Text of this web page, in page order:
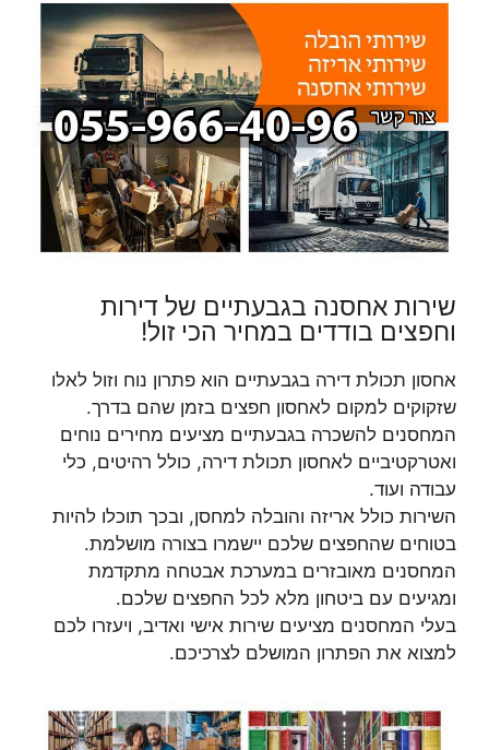
שירות אחסנה בגבעתיים של דירות
וחפצים בודדים במחיר הכי זול!
אחסון תכולת דירה בגבעתיים הוא פתרון נוח וזול לאלו
שזקוקים למקום לאחסון חפצים בזמן שהם בדרך.
המחסנים להשכרה בגבעתיים מציעים מחירים נוחים
ואטרקטיביים לאחסון תכולת דירה, כולל רהיטים, כלי
עבודה ועוד.
השירות כולל אריזה והובלה למחסן, ובכך תוכלו להיות
בטוחים שהחפצים שלכם יישמרו בצורה מושלמת.
המחסנים מאובזרים במערכת אבטחה מתקדמת
ומגיעים עם ביטחון מלא לכל החפצים שלכם.
בעלי המחסנים מציעים שירות אישי ואדיב, ויעזרו לכם
למצוא את הפתרון המושלם לצרכיכם.